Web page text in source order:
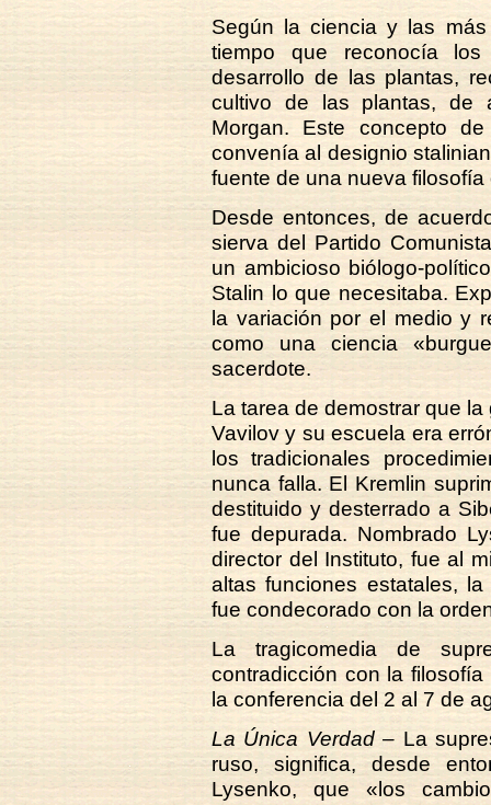
Según la ciencia y las más
tiempo que reconocía
desarrollo de las plantas,
cultivo de las plantas, de
Morgan. Este concepto
convenía al designio
fuente de una nueva filosofía
Desde entonces, de
sierva del Partido
un ambicioso biólogo-
Stalin lo que necesitaba.
la variación por el medio y
como una ciencia
sacerdote.
La tarea de demostrar que
Vavilov y su escuela era
los tradicionales
nunca falla. El Kremlin
destituido y desterrado a
fue depurada. Nombrado
director del Instituto, fue al
altas funciones estatales,
fue condecorado con la
La tragicomedia de
contradicción con la
la conferencia del 2 al 7 de
La Única Verdad – La
ruso, significa, desde
Lysenko, que «los